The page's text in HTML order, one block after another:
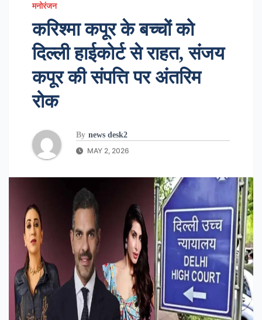
मनोरंजन
करिश्मा कपूर के बच्चों को
दिल्ली हाईकोर्ट से राहत, संजय
कपूर की संपत्ति पर अंतरिम
रोक
By news desk2
MAY 2, 2026